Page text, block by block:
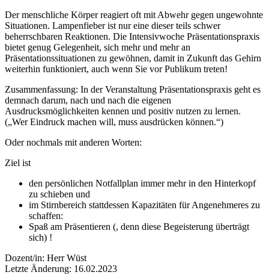
Der menschliche Körper reagiert oft mit Abwehr gegen ungewohnte
Situationen. Lampenfieber ist nur eine dieser teils schwer
beherrschbaren Reaktionen. Die Intensivwoche Präsentationspraxis
bietet genug Gelegenheit, sich mehr und mehr an
Präsentationssituationen zu gewöhnen, damit in Zukunft das Gehirn
weiterhin funktioniert, auch wenn Sie vor Publikum treten!
Zusammenfassung: In der Veranstaltung Präsentationspraxis geht es
demnach darum, nach und nach die eigenen
Ausdrucksmöglichkeiten kennen und positiv nutzen zu lernen.
(„Wer Eindruck machen will, muss ausdrücken können.“)
Oder nochmals mit anderen Worten:
Ziel ist
den persönlichen Notfallplan immer mehr in den Hinterkopf
zu schieben und
im Stirnbereich stattdessen Kapazitäten für Angenehmeres zu
schaffen:
Spaß am Präsentieren (, denn diese Begeisterung überträgt
sich) !
Dozent/in: Herr Wüst
Letzte Änderung: 16.02.2023